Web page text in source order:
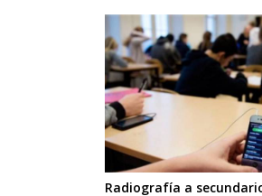
Radiografía a